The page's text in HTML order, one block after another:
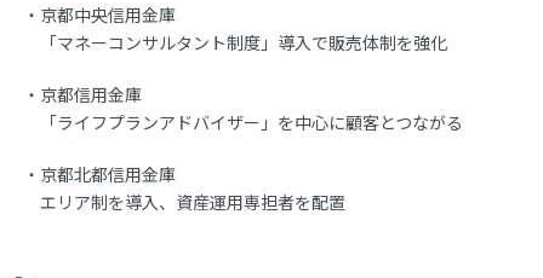
京都中央信用金庫
「マネーコンサルタント制度」導入で販売体制を強化
京都信用金庫
「ライフプランアドバイザー」を中心に顧客とつながる
京都北都信用金庫
エリア制を導入、資産運用専担者を配置